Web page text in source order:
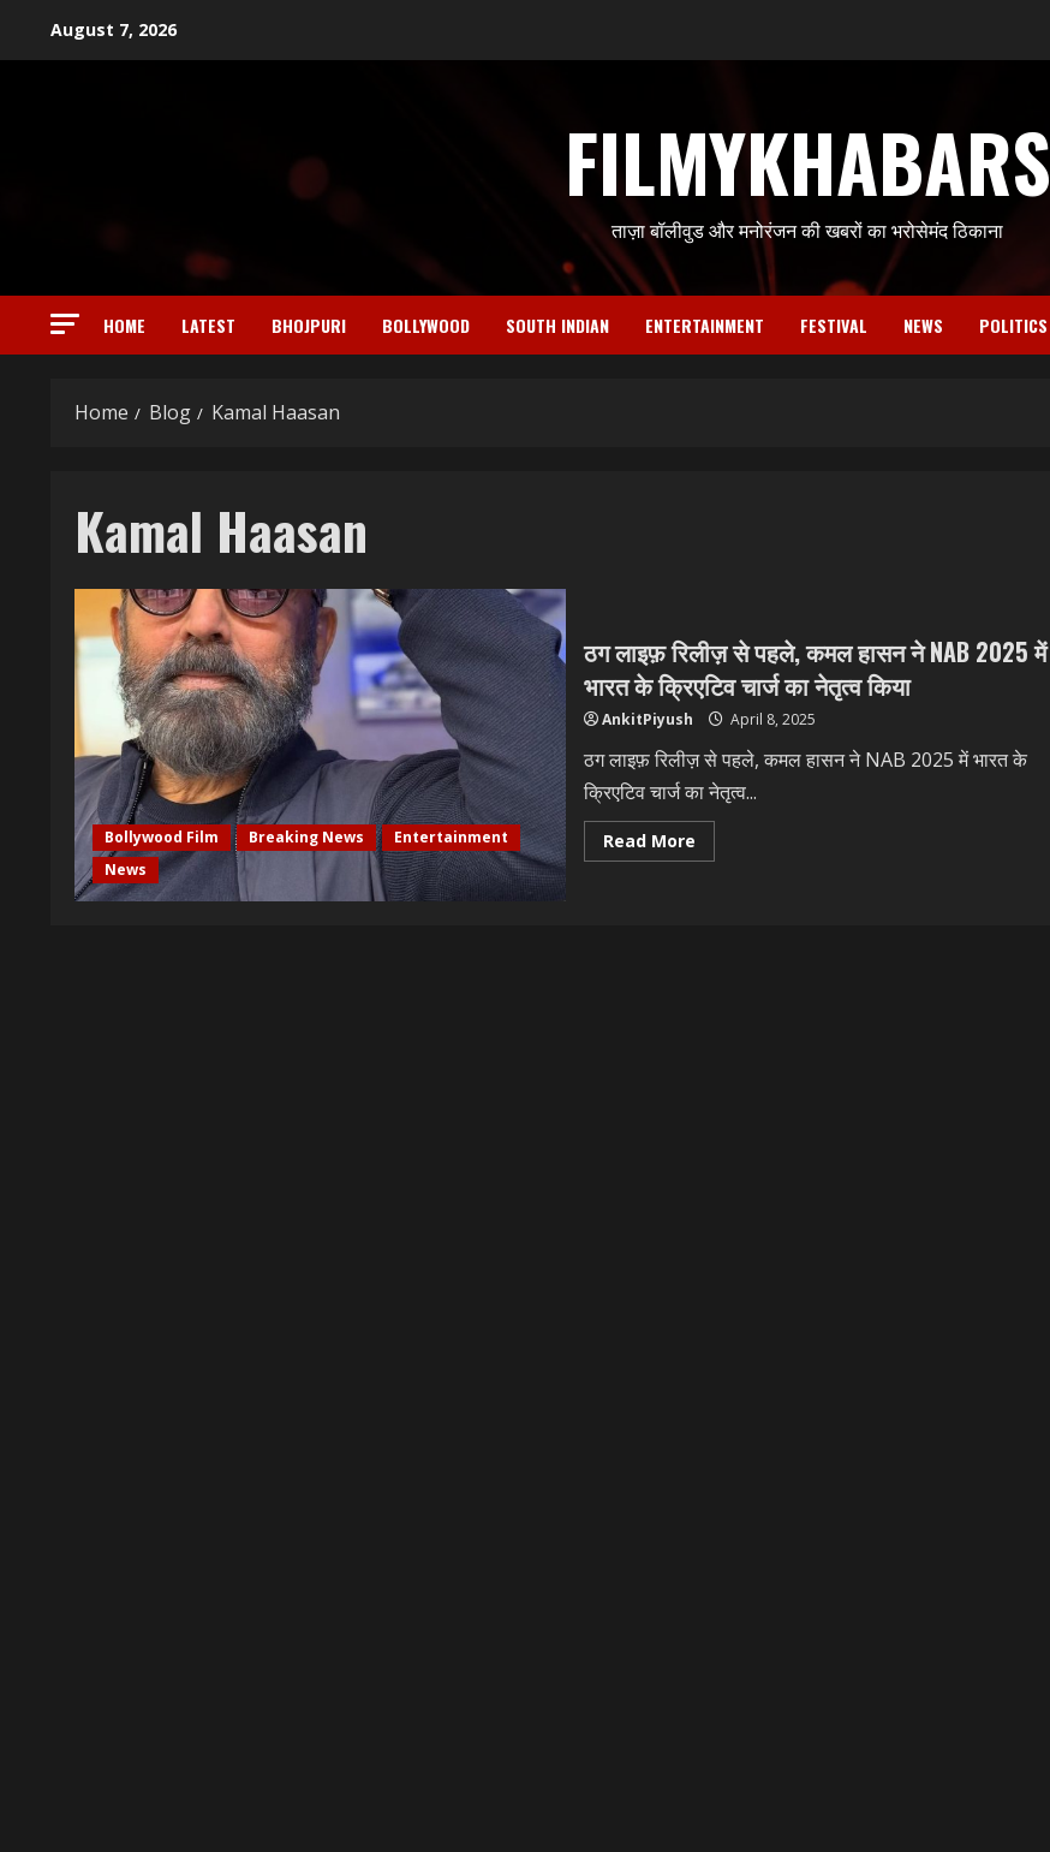
August 7, 2026
FILMYKHABARS
ताज़ा बॉलीवुड और मनोरंजन की खबरों का भरोसेमंद ठिकाना
HOME LATEST BHOJPURI BOLLYWOOD SOUTH INDIAN ENTERTAINMENT FESTIVAL NEWS POLITICS
Home Blog Kamal Haasan
Kamal Haasan
Bollywood Film Breaking News
Entertainment
News
ठग लाइफ़ रिलीज़ से पहले, कमल हासन ने NAB 2025 में
भारत के क्रिएटिव चार्ज का नेतृत्व किया
AnkitPiyush April 8, 2025
ठग लाइफ़ रिलीज़ से पहले, कमल हासन ने NAB 2025 में भारत के
क्रिएटिव चार्ज का नेतृत्व...
Read MoreRead
more